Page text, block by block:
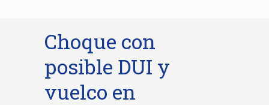
Choque con
posible DUI y
vuelco en